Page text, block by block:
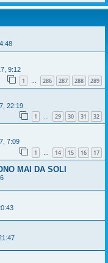
9:12
1 … 286 287 288 289
22:19
1 29 30 31 32
7:09
1 … 14 15 16 17
MAI DA SOLI